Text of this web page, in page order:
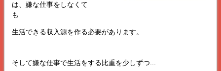
は、嫌な仕事をしなくて
も
生活できる収入源を作る必要があります。
そして嫌な仕事で生活をする比重を少しずつ...